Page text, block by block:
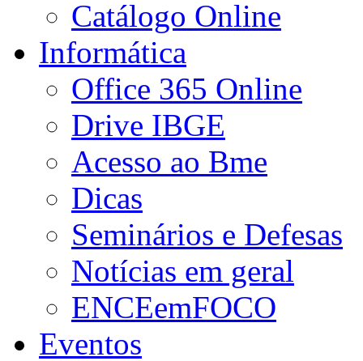
Catálogo Online
Informática
Office 365 Online
Drive IBGE
Acesso ao Bme
Dicas
Seminários e Defesas
Notícias em geral
ENCEemFOCO
Eventos